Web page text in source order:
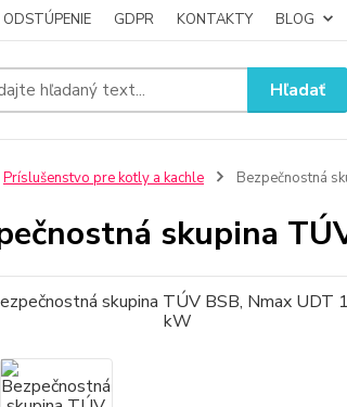
GDPR KONTAKTY BLOG
Hľadať
Príslušenstvo pre kotly a kachle Bezpečnostná
skupina